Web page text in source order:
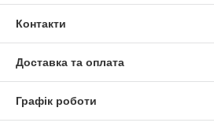
Контакти
Доставка та оплата
Графік роботи